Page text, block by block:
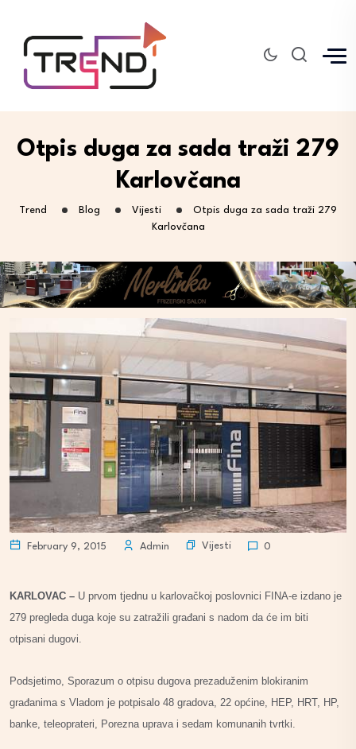
Otpis duga za sada traži 279
Karlovčana
Trend Blog Vijesti
Otpis duga za sada traži 279
Karlovčana
February 9, 2015 Admin Vijesti 0
KARLOVAC – U prvom tjednu u karlovačkoj poslovnici FINA-e izdano je
279 pregleda duga koje su zatražili građani s nadom da će im biti
otpisani dugovi.
Podsjetimo, Sporazum o otpisu dugova prezaduženim blokiranim
građanima s Vladom je potpisalo 48 gradova, 22 općine, HEP, HRT, HP,
banke, teleoprateri, Porezna uprava i sedam komunanih tvrtki.